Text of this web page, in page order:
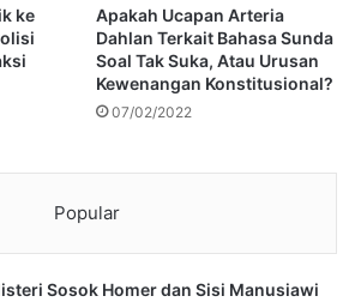
ke
Apakah Ucapan Arteria
Dahlan Terkait Bahasa Sunda
Soal Tak Suka, Atau Urusan
Kewenangan Konstitusional?
07/02/2022
Popular
Sosok Homer dan Sisi Manusiawi